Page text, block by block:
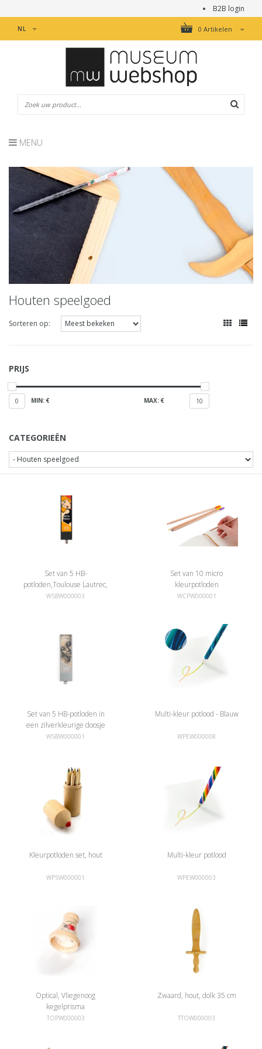
B2B login
0 Artikelen
NL
MENU
Houten speelgoed
Sorteren op:
PRIJS
0 MIN: € MAX: € 10
CATEGORIEËN
Set van 5 HB-
potloden,Toulouse Lautrec,
Jane Avril
WSBW000003
Set van 10 micro
kleurpotloden
WCPW000001
Set van 5 HB-potloden in
een zilverkleurige doosje
WSBW000001
Multi-kleur potlood - Blauw
WPEW000008
Kleurpotloden set, hout
WPSW000001
Multi-kleur potlood
WPEW000003
Optical, Vliegenoog
kegelprisma
TOPW000003
Zwaard, hout, dolk 35 cm
TTOW000003